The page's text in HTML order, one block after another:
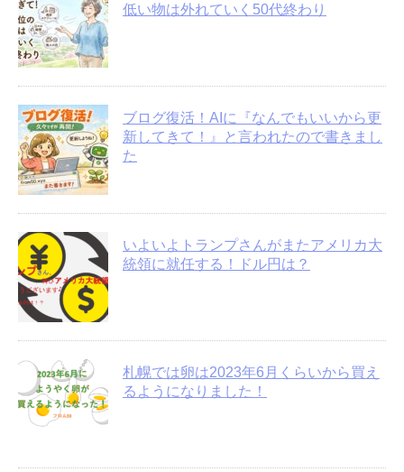
低い物は外れていく50代終わり
ブログ復活！AIに『なんでもいいから更
新してきて！』と言われたので書きまし
た
いよいよトランプさんがまたアメリカ大
統領に就任する！ドル円は？
札幌では卵は2023年6月くらいから買え
るようになりました！